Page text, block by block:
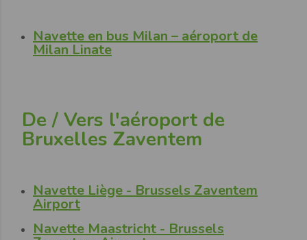
Navette en bus Milan – aéroport de
Milan Linate
De / Vers l'aéroport de
Bruxelles Zaventem
Navette Liège - Brussels Zaventem
Airport
Navette Maastricht - Brussels